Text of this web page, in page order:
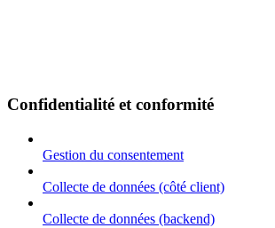
Confidentialité et conformité
Gestion du consentement
Collecte de données (côté client)
Collecte de données (backend)